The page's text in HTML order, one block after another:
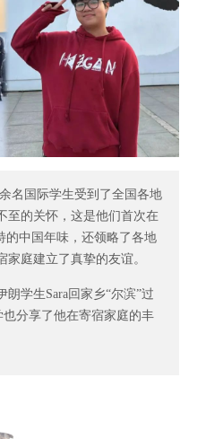
名国际学生受到了全国各地
至的关怀，这是他们首次在
的中国年味，还领略了各地
庭建立了真挚的友谊。
学生Sara回家乡“尔滨”过
分享了他在寄宿家庭的丰